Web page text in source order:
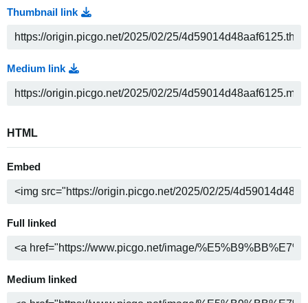
Thumbnail link
Medium link
HTML
Embed
Full linked
Medium linked